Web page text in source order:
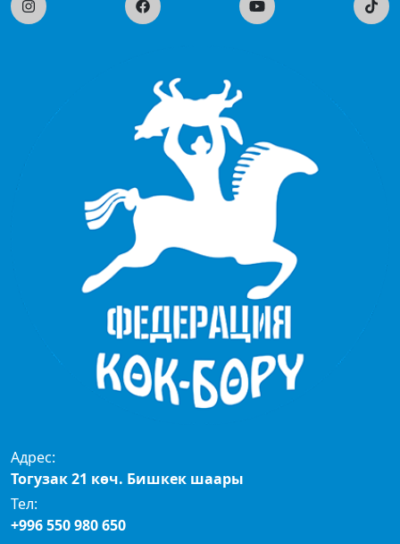
Адрес:
Тогузак 21 көч. Бишкек шаары
Тел:
+996 550 980 650